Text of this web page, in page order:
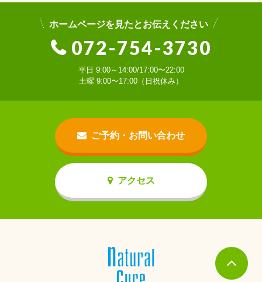
ホームページを見たとお伝えください
072-754-3730
平日 9:00～14:00/17:00〜22:00
土曜 9:00〜17:00（日祝休み）
ご予約・お問い合わせ
アクセス